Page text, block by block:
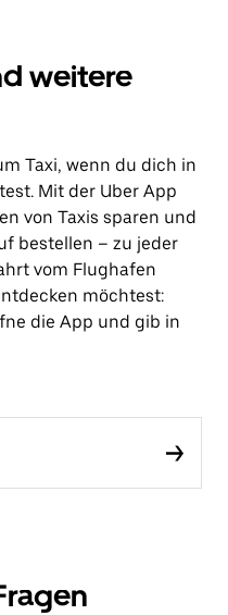
weitere
Taxi, wenn du dich in
Mit der Uber App
von Taxis sparen und
bestellen – zu jeder
vom Flughafen
möchtest:
die App und gib in